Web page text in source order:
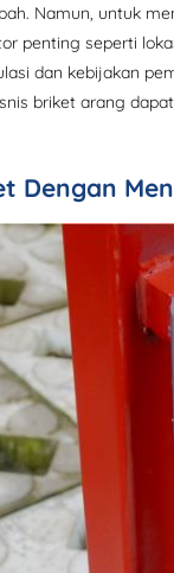
Namun, untuk
penting seperti
dan kebijakan
briket arang
Dengan